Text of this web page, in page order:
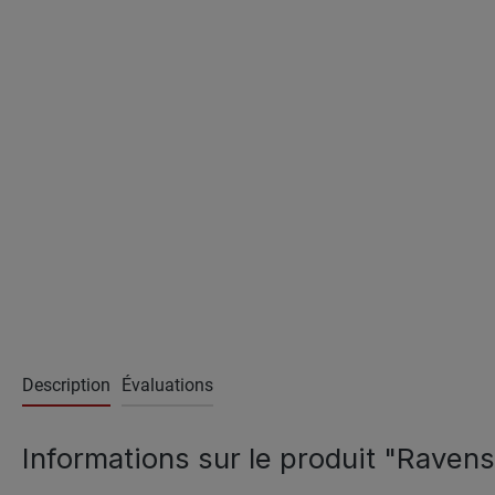
Description Évaluations
Informations sur le produit